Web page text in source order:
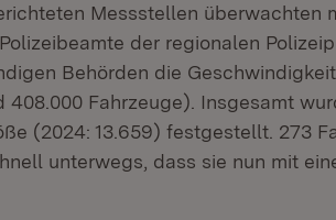
Messstellen überwachten
der regionalen
Behörden die
408.000 Fahrzeuge). Insgesamt
(2024: 13.659) festgestellt. 273
unterwegs, dass sie nun mit